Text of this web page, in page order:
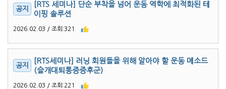
[RTS 세미나] 단순 부착을 넘어 운동 역학에 최적화된 테
이핑 솔루션
2026.02.03 / 조회:321
[RTS세미나] 러닝 회원들을 위해 알아야 할 운동 메소드
(슬개대퇴통증증후군)
2026.02.03 / 조회:221